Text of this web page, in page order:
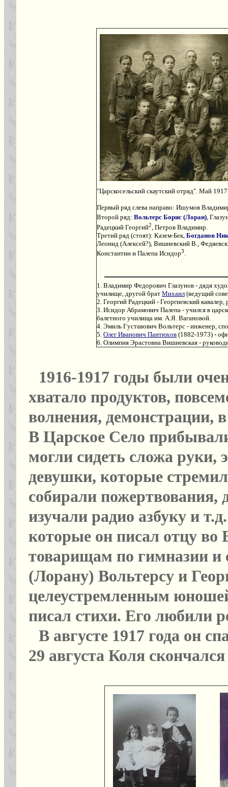
"Царскосельский скаутский отряд". Май
Первый ряд слева направо: Ишумов
Второй ряд: Вольтерс Борис (Лоран),
Радецкий Георгий2 , Петров Владимир.
Третий ряд (стоят): Казем-Бек, Богданов
Леонид (Алексей?), Вишневский В.,
Константин и Палепа Исидор3
1. Владимир Федорович Глазунов - дядя
училище, другой брат Михаил (ведущий
2. Георгий Радецкий - Георгиевский
3. Исидор Абрамович Палепа - учился в
балетного училища им. А.Я. Вагановой.
4. Эмиль Густавович Вольтерс - инженер,
5. Олег Иванович Пантюхов (1882-1973) -
6. Олимпия Эрастовна Вишневская -
1916-1917 годы были
хватало продуктов,
волнения, демонстрации,
В Царское Село
могли сидеть сложа
девушки, которые
собирали
изучали радио азбуку и
которые он писал отцу во
товарищам по гимназии и
(Лорану) Вольтерсу и
целеустремленным
писал стихи. Его любили
В августе 1917 года он
29 августа Коля